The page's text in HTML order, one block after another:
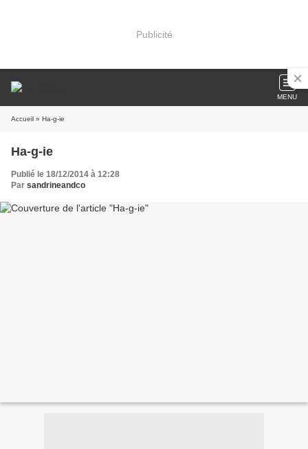
Publicité
MENU
Accueil » Ha-g-ie
Ha-g-ie
Publié le 18/12/2014 à 12:28
Par sandrineandco